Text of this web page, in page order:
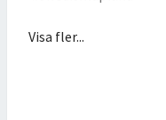
Visa fler...